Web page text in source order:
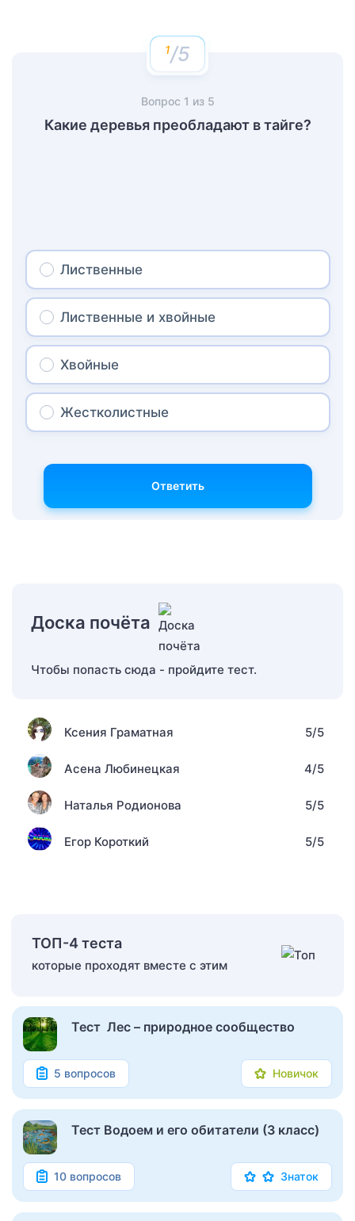
/5
Вопрос 1 из 5
Какие деревья преобладают в тайге?
Лиственные
Лиственные и хвойные
Хвойные
Жестколистные
Ответить
Доска почёта
Чтобы попасть сюда - пройдите тест.
Ксения Граматная 5/5
Асена Любинецкая 4/5
Наталья Родионова 5/5
Егор Короткий 5/5
ТОП-4 теста
которые проходят вместе с этим
Тест Лес – природное сообщество
5 вопросов Новичок
Тест Водоем и его обитатели (3 класс)
10 вопросов Знаток